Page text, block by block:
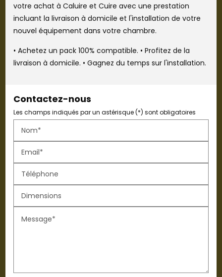
votre achat à Caluire et Cuire avec une prestation
incluant la livraison à domicile et l'installation de votre
nouvel équipement dans votre chambre.
• Achetez un pack 100% compatible. • Profitez de la
livraison à domicile. • Gagnez du temps sur l'installation.
Contactez-nous
Les champs indiqués par un astérisque (*) sont obligatoires
Nom*
Email*
Téléphone
Dimensions
Message*